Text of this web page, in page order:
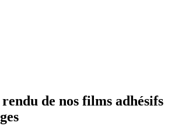
de nos films adhésifs